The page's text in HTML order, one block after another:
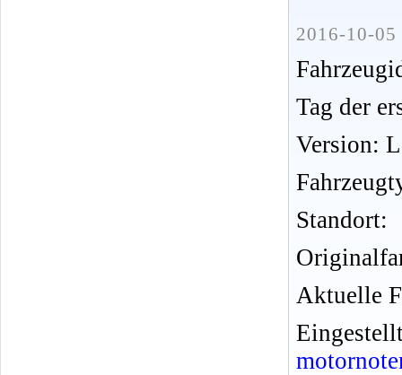
2016-10-05
Tag der
Version:
Standort:
Aktuelle